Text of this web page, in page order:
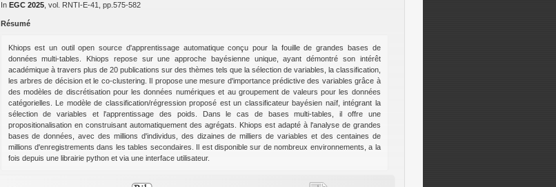
In EGC 2025, vol. RNTI-E-41, pp.575-582
Résumé
Khiops est un outil open source d'apprentissage automatique conçu pour la fouille de grandes bases de
données multi-tables. Khiops repose sur une approche bayésienne unique, ayant démontré son intérêt
académique à travers plus de 20 publications sur des thèmes tels que la sélection de variables, la classification,
les arbres de décision et le co-clustering. Il propose une mesure d'importance prédictive des variables grâce à
des modèles de discrétisation pour les données numériques et au groupement de valeurs pour les données
catégorielles. Le modèle de classification/régression proposé est un classificateur bayésien naïf, intégrant la
sélection de variables et l'apprentissage des poids. Dans le cas de bases multi-tables, il offre une
propositionalisation en construisant automatiquement des agrégats. Khiops est adapté à l'analyse de grandes
bases de données, avec des millions d'individus, des dizaines de milliers de variables et des centaines de
millions d'enregistrements dans les tables secondaires. Il est disponible sur de nombreux environnements, a la
fois depuis une librairie python et via une interface utilisateur.